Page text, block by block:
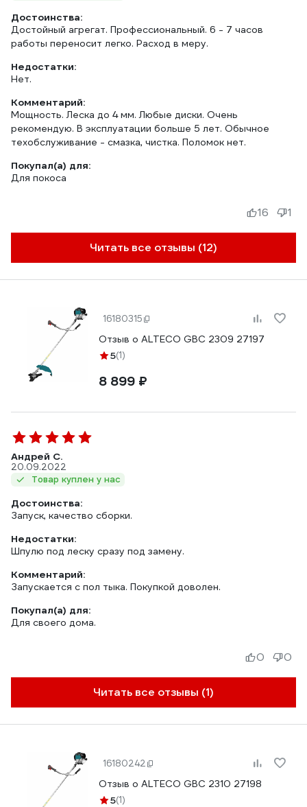
Достоинства:
Достойный агрегат. Профессиональный. 6 - 7 часов
работы переносит легко. Расход в меру.
Недостатки:
Нет.
Комментарий:
Мощность. Леска до 4 мм. Любые диски. Очень
рекомендую. В эксплуатации больше 5 лет. Обычное
техобслуживание - смазка, чистка. Поломок нет.
Покупал(а) для:
Для покоса
Читать все отзывы (12)
16 1
16180315
Отзыв о ALTECO GBC 2309 27197
5(1)
8 899 ₽
Андрей С.
20.09.2022
Товар куплен у нас
Достоинства:
Запуск, качество сборки.
Недостатки:
Шпулю под леску сразу под замену.
Комментарий:
Запускается с пол тыка. Покупкой доволен.
Покупал(а) для:
Для своего дома.
Читать все отзывы (1)
0 0
16180242
Отзыв о ALTECO GBC 2310 27198
5(1)